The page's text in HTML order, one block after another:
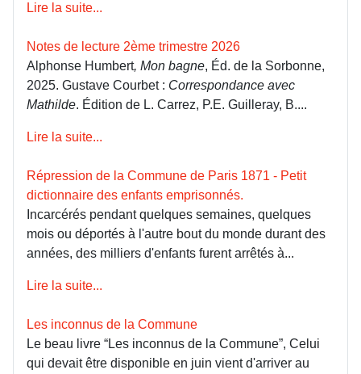
Lire la suite...
Notes de lecture 2ème trimestre 2026
Alphonse Humbert, Mon bagne, Éd. de la Sorbonne,
2025. Gustave Courbet : Correspondance avec
Mathilde. Édition de L. Carrez, P.E. Guilleray, B....
Lire la suite...
Répression de la Commune de Paris 1871 - Petit
dictionnaire des enfants emprisonnés.
Incarcérés pendant quelques semaines, quelques
mois ou déportés à l'autre bout du monde durant des
années, des milliers d'enfants furent arrêtés à...
Lire la suite...
Les inconnus de la Commune
Le beau livre “Les inconnus de la Commune”, Celui
qui devait être disponible en juin vient d'arriver au